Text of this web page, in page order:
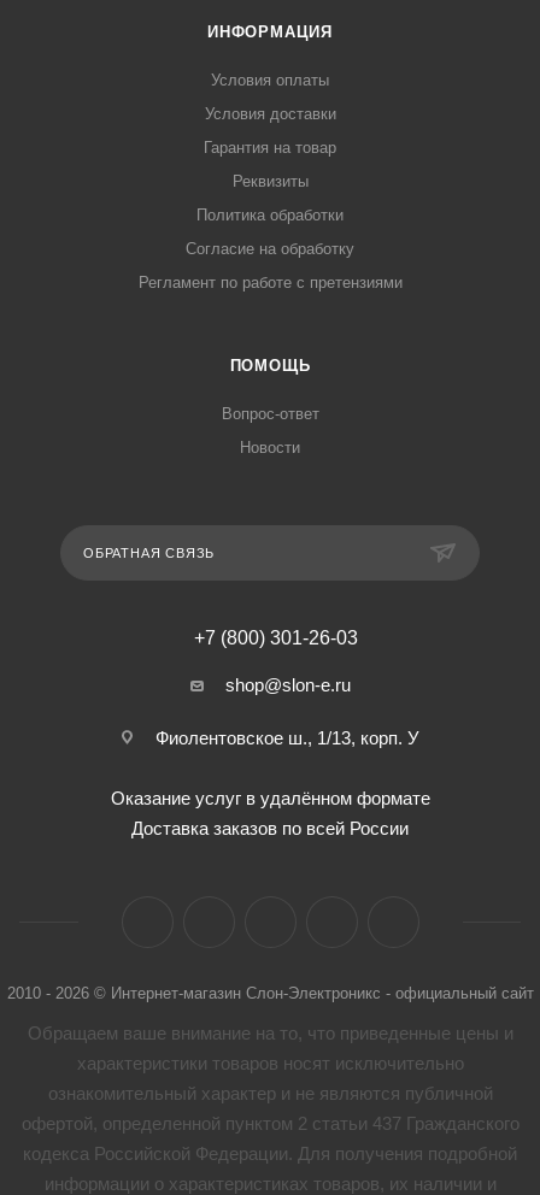
ИНФОРМАЦИЯ
Условия оплаты
Условия доставки
Гарантия на товар
Реквизиты
Политика обработки
Согласие на обработку
Регламент по работе с претензиями
ПОМОЩЬ
Вопрос-ответ
Новости
ОБРАТНАЯ СВЯЗЬ
+7 (800) 301-26-03
shop@slon-e.ru
Фиолентовское ш., 1/13, корп. У
Оказание услуг в удалённом формате
Доставка заказов по всей России
2010 - 2026 © Интернет-магазин Слон-Электроникс - официальный сайт
Обращаем ваше внимание на то, что приведенные цены и
характеристики товaров носят исключительно
ознакомительный характер и не являются публичной
офертой, определенной пунктом 2 статьи 437 Гражданского
кодекса Российской Федерации. Для получения подробной
информации о характеристиках товaров, их наличии и